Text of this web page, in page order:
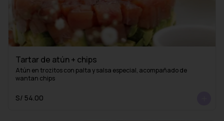
Tartar de atún + chips
Atún en trozitos con palta y salsa especial, acompañado de
wantan chips
S/ 54.00